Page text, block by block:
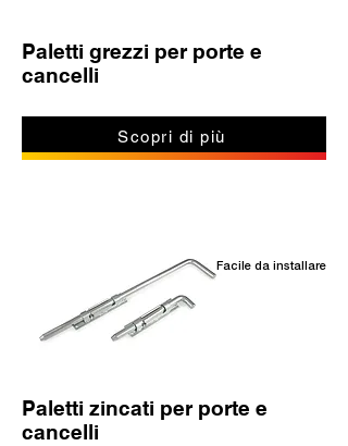
Paletti grezzi per porte e
cancelli
Scopri di più
Facile da installare
Paletti zincati per porte e
cancelli